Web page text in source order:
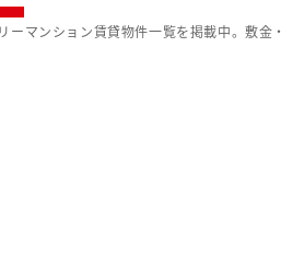
マンション賃貸物件一覧を掲載中。敷